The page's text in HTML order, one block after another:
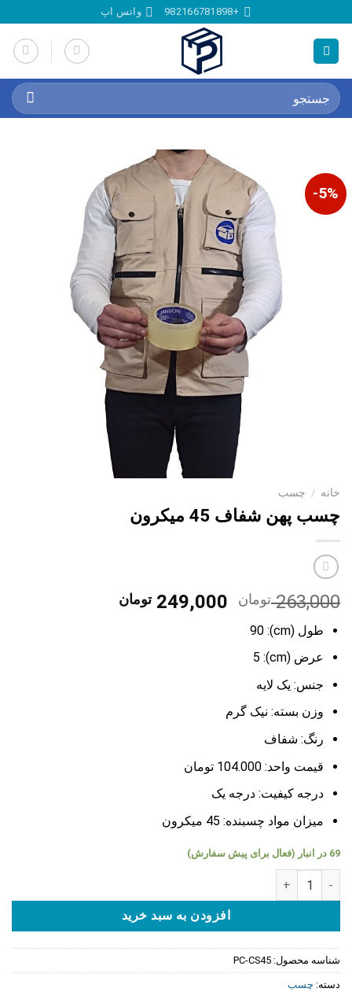
to
content
+982166781898 واتس اپ
جستجو
برای:
5%-
خانه / چسب
چسب پهن شفاف 45 میکرون
263,000 تومان
قیمت
249,000 تومان
طول (cm): 90
عرض (cm): 5
جنس: یک لایه
وزن بسته: نیک گرم
رنگ: شفاف
قیمت واحد: 104.000 تومان
درجه کیفیت: درجه یک
میزان مواد چسبنده: 45 میکرون
69 در انبار (فعال برای پیش سفارش)
چسب پهن شفاف 45 میکرون عدد
افزودن به سبد خرید
شناسه محصول: PC-CS45
دسته: چسب